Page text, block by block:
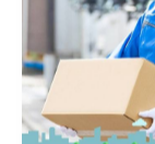
無、研修制度
具体的には、朝
や、週2〜3日
これらは副業や